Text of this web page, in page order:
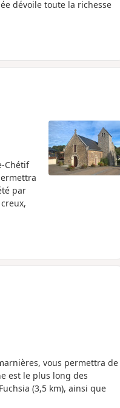
dévoile toute la richesse
Chétif
par
vous permettra de
est le plus long des
(3,5 km), ainsi que